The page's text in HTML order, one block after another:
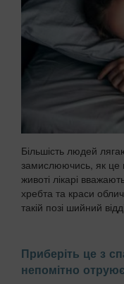
Більшість людей
замислюючись, як це
животі лікарі
хребта та краси
такій позі шийний
Приберіть це з
непомітно